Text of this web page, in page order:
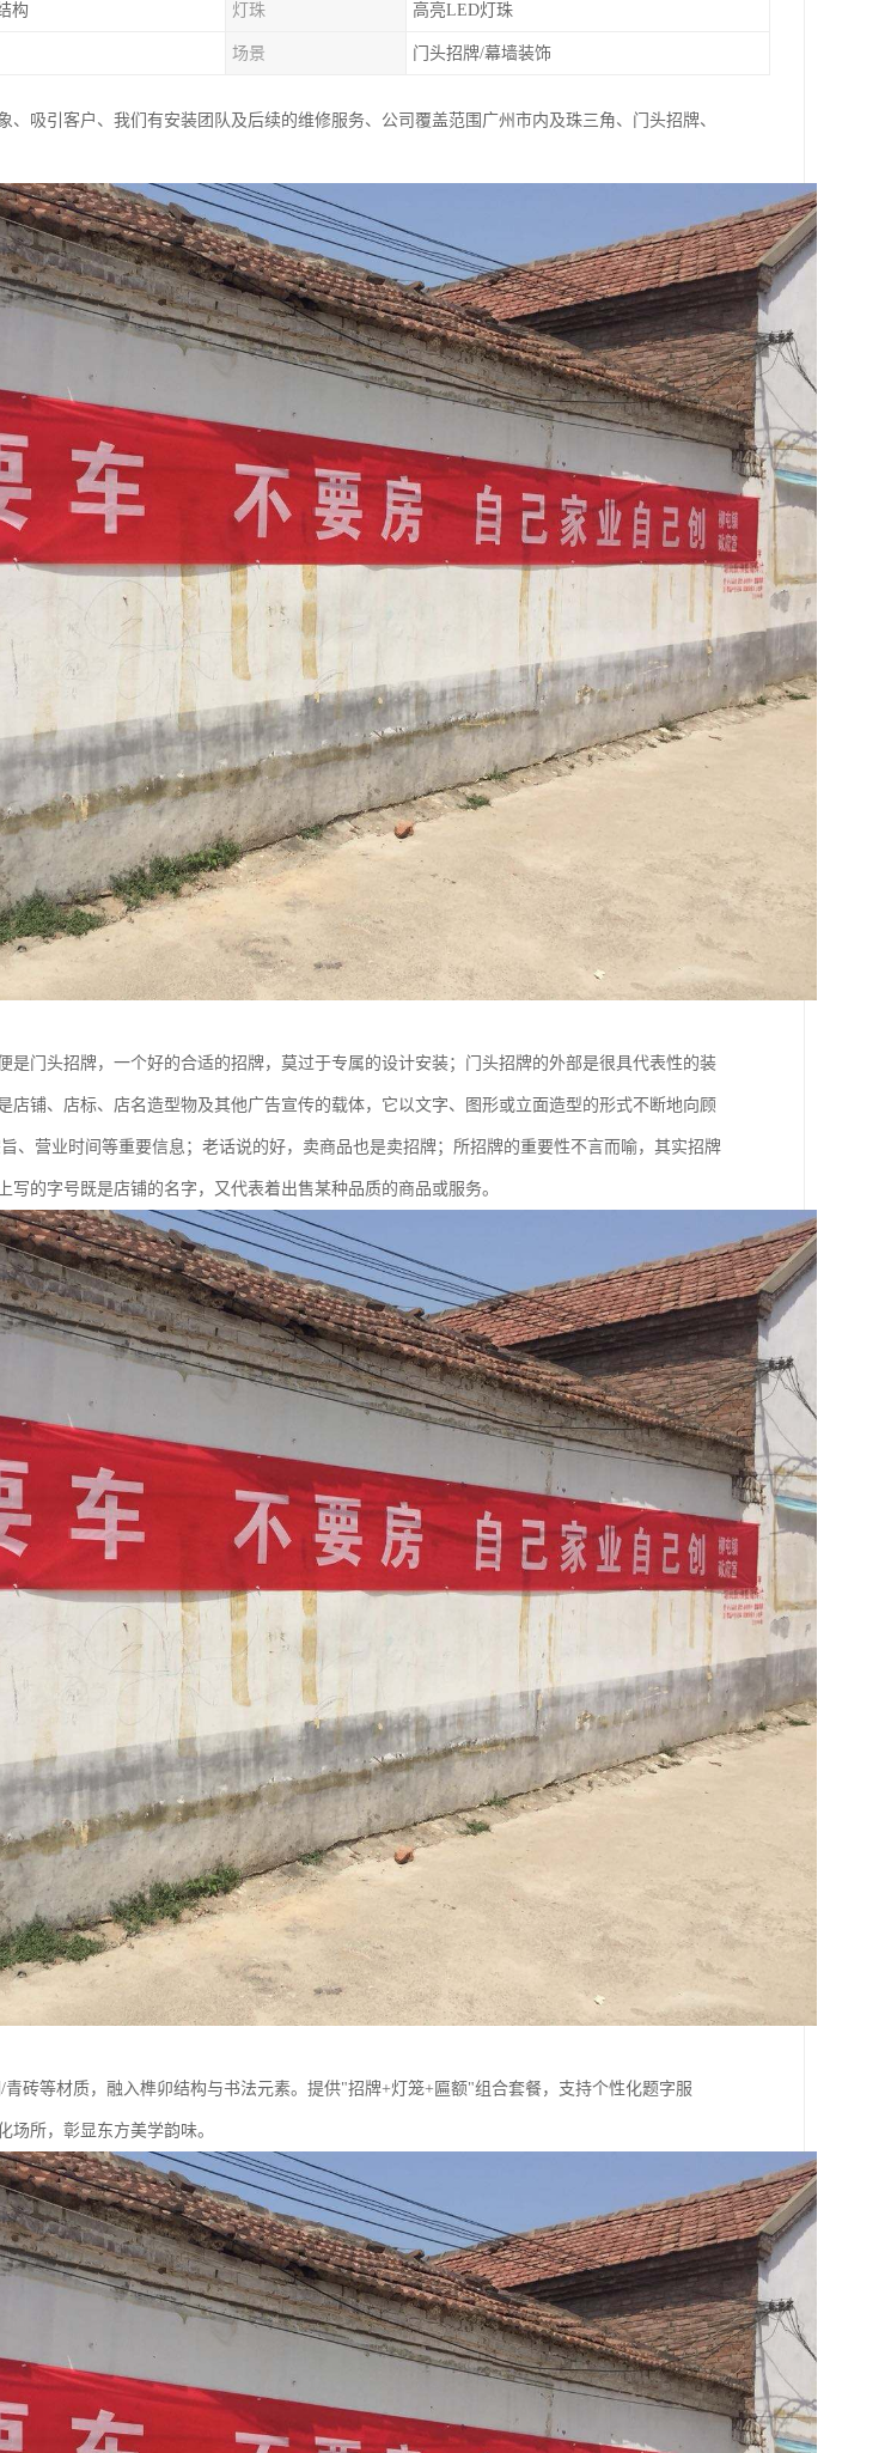
构 灯珠 高亮LED灯珠
场景 门头招牌/幕墙装饰
、吸引客户、我们有安装团队及后续的维修服务、公司覆盖范围广州市内及珠三角、门头招牌、
是门头招牌，一个好的合适的招牌，莫过于专属的设计安装；门头招牌的外部是很具代表性的装
店铺、店标、店名造型物及其他广告宣传的载体，它以文字、图形或立面造型的形式不断地向顾
、营业时间等重要信息；老话说的好，卖商品也是卖招牌；所招牌的重要性不言而喻，其实招牌
写的字号既是店铺的名字，又代表着出售某种品质的商品或服务。
砖等材质，融入榫卯结构与书法元素。提供"招牌+灯笼+匾额"组合套餐，支持个性化题字服
场所，彰显东方美学韵味。